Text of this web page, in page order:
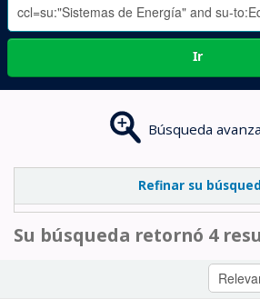
Ir
Búsqueda
Refinar su
Su búsqueda retornó 4